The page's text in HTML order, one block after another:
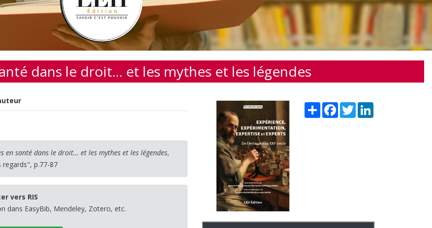
dans le droit… et les mythes et les légendes
en santé dans le droit… et les mythes et les légendes,
regards", p.77-87
vers RIS
dans EasyBib, Mendeley, Zotero, etc.
Share FacebookTwitter